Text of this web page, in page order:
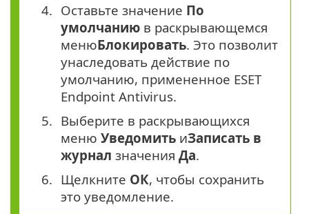
Оставьте значение По
умолчанию в раскрывающемся
менюБлокировать. Это позволит
унаследовать действие по
умолчанию, примененное ESET
Endpoint Antivirus.
Выберите в раскрывающихся
меню Уведомить иЗаписать в
журнал значения Да.
Щелкните ОК, чтобы сохранить
это уведомление.